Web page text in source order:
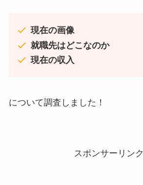
現在の画像
就職先はどこなのか
現在の収入
について調査しました！
スポンサーリンク